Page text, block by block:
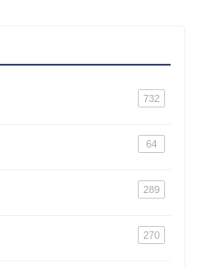
732
64
289
270